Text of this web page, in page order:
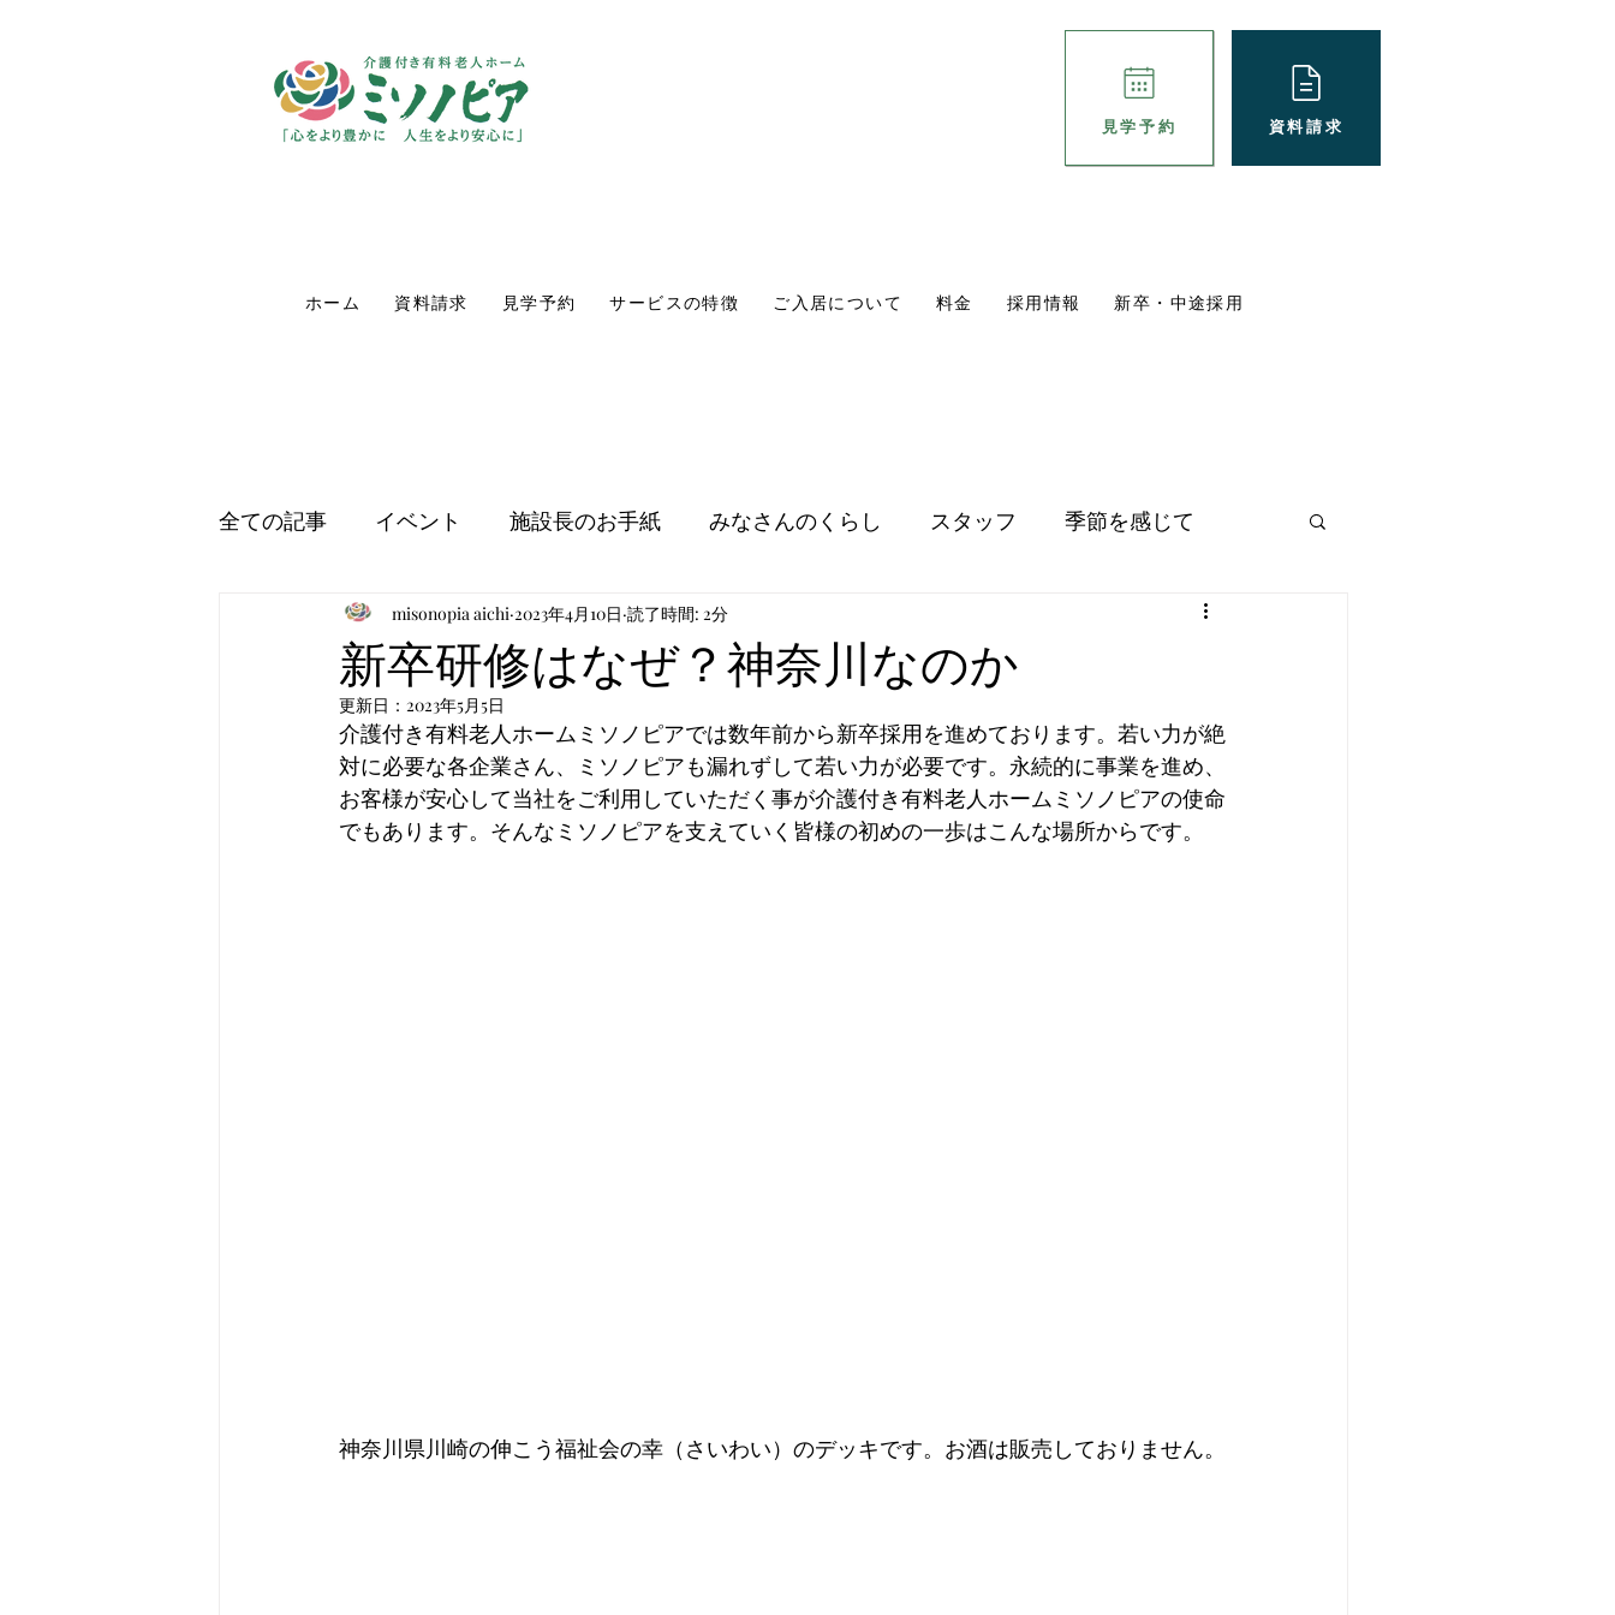
見学予約 資料請求
ホーム 資料請求 見学予約 サービスの特徴 ご入居について 料金 採用情報 新卒・中途採用
全ての記事 イベント 施設長のお手紙 みなさんのくらし スタッフ 季節を感じて
お食事のお知らせ 音楽や芸術
新卒研修はなぜ？神奈川なのか
misonopia aichi 2023年4月10日 読了時間: 2分
更新日： 2023年5月5日
介護付き有料老人ホームミソノピアでは数年前から新卒採用を進めております。若い力が絶
対に必要な各企業さん、ミソノピアも漏れずして若い力が必要です。永続的に事業を進め、
お客様が安心して当社をご利用していただく事が介護付き有料老人ホームミソノピアの使命
でもあります。そんなミソノピアを支えていく皆様の初めの一歩はこんな場所からです。
神奈川県川崎の伸こう福祉会の幸（さいわい）のデッキです。お酒は販売しておりません。